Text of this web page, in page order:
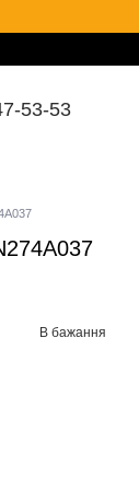
53-53
В бажання